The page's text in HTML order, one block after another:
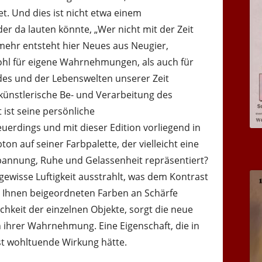
Und dies ist nicht etwa einem
da lauten könnte, „Wer nicht mit der Zeit
entsteht hier Neues aus Neugier,
für eigene Wahrnehmungen, als auch für
und der Lebenswelten unserer Zeit
Be- und Verarbeitung des
ist seine persönliche
und mit dieser Edition vorliegend in
auf seiner Farbpalette, der vielleicht eine
Ruhe und Gelassenheit repräsentiert?
Luftigkeit ausstrahlt, was dem Kontrast
beigeordneten Farben an Schärfe
der einzelnen Objekte, sorgt die neue
Wahrnehmung. Eine Eigenschaft, die in
wohltuende Wirkung hätte.